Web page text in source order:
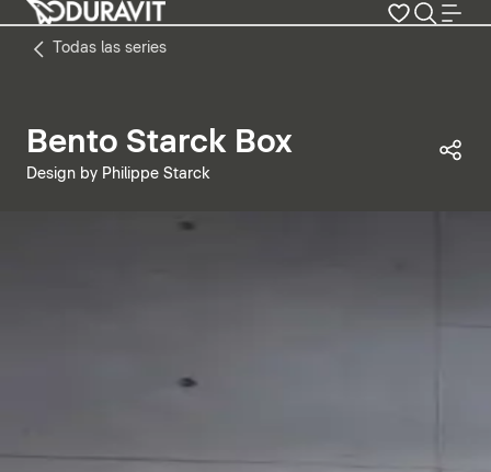
Todas las series
Bento Starck Box
Design by Philippe Starck